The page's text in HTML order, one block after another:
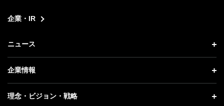
企業・IR
ニュース
ニュース トップ
プレスリリース
企業情報
企業情報 トップ
理念・ビジョン・戦略